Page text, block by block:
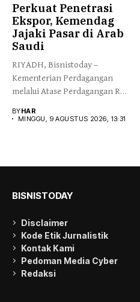
Perkuat Penetrasi
Ekspor, Kemendag
Jajaki Pasar di Arab
Saudi
RIYADH, Bisnistoday –
Kementerian Perdagangan
melalui Atase Perdagangan RI
promosi...
BYHAR
MINGGU, 9 AGUSTUS 2026, 13:31
BISNISTODAY
Disclaimer
Kode Etik Jurnalistik
Kontak Kami
Pedoman Media Cyber
Redaksi